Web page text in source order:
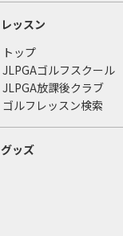
レッスン
トップ
JLPGAゴルフスクール
JLPGA放課後クラブ
ゴルフレッスン検索
グッズ